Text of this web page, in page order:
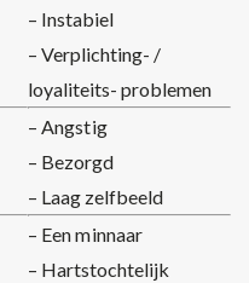
– Instabiel
– Verplichting- /
loyaliteits- problemen
– Angstig
– Bezorgd
– Laag zelfbeeld
– Een minnaar
– Hartstochtelijk